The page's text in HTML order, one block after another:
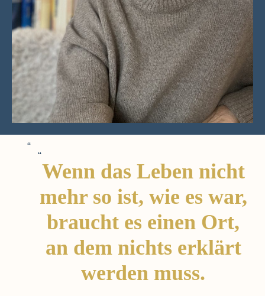
Wenn das Leben nicht
mehr so ist, wie es war,
braucht es einen Ort,
an dem nichts erklärt
werden muss.